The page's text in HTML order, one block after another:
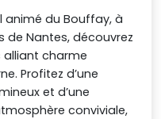
du Bouffay, à
de Nantes, découvrez
charme
Profitez d’une
et d’une
conviviale,